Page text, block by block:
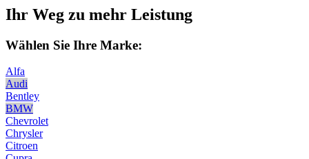
Ihr Weg zu mehr Leistung
Wählen Sie Ihre Marke:
Alfa
Audi
Bentley
BMW
Chevrolet
Chrysler
Citroen